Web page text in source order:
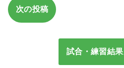
次の投稿
試合・練習結果